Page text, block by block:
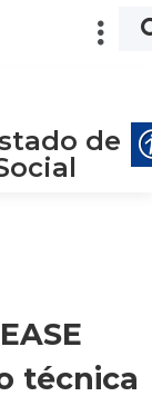
de
técnica